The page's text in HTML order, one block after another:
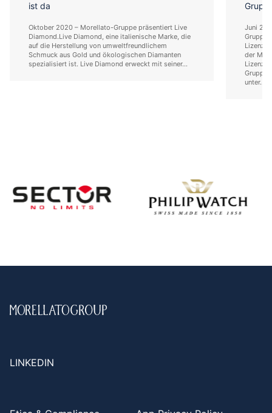
ist da
Oktober 2020 – Morellato-Gruppe präsentiert Live
Diamond.Live Diamond, eine italienische Marke, die
auf die Herstellung von umweltfreundlichem
Schmuck aus Gold und ökologischen Diamanten
spezialisiert ist. Live Diamond erweckt mit seiner...
Juni
Gruppe
der
Gruppe
unter...
LINKEDIN